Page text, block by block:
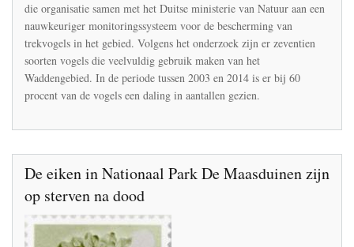
die organisatie samen met het Duitse ministerie van Natuur aan een
nauwkeuriger monitoringssysteem voor de bescherming van
trekvogels in het gebied. Volgens het onderzoek zijn er zeventien
soorten vogels die veelvuldig gebruik maken van het
Waddengebied. In de periode tussen 2003 en 2014 is er bij 60
procent van de vogels een daling in aantallen gezien.
De eiken in Nationaal Park De Maasduinen zijn
op sterven na dood